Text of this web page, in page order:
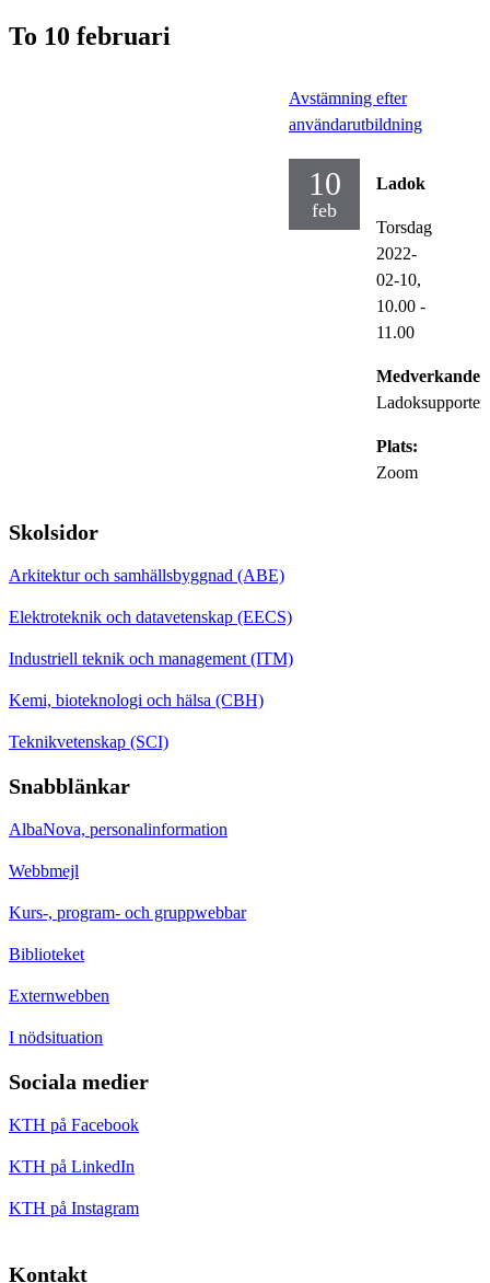
To 10 februari
Avstämning efter
användarutbildning
10
feb
Ladok
Torsdag
2022-
02-10,
10.00 -
11.00
Medverkande:
Ladoksupporten
Plats:
Zoom
Skolsidor
Arkitektur och samhällsbyggnad (ABE)
Elektroteknik och datavetenskap (EECS)
Industriell teknik och management (ITM)
Kemi, bioteknologi och hälsa (CBH)
Teknikvetenskap (SCI)
Snabblänkar
AlbaNova, personalinformation
Webbmejl
Kurs-, program- och gruppwebbar
Biblioteket
Externwebben
I nödsituation
Sociala medier
KTH på Facebook
KTH på LinkedIn
KTH på Instagram
Kontakt